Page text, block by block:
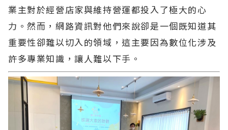
業主對於經營店家與維持營運都投入了極大的心
力。然而，網路資訊對他們來說卻是一個既知道其
重要性卻難以切入的領域，這主要因為數位化涉及
許多專業知識，讓人難以下手。